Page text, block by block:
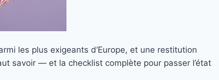
les plus exigeants d’Europe, et une restitution
savoir — et la checklist complète pour passer l’état